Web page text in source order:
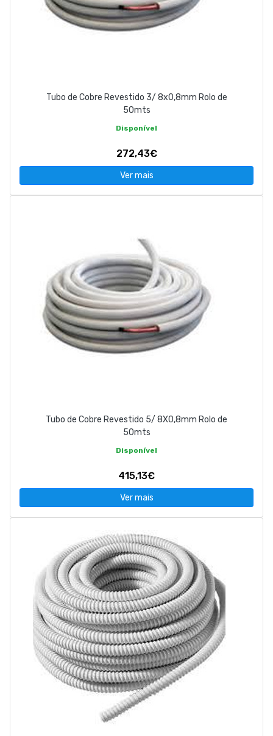
Tubo de Cobre Revestido 3/ 8x0,8mm Rolo de
50mts
Disponível
272,43€
Ver mais
Tubo de Cobre Revestido 5/ 8X0,8mm Rolo de
50mts
Disponível
415,13€
Ver mais